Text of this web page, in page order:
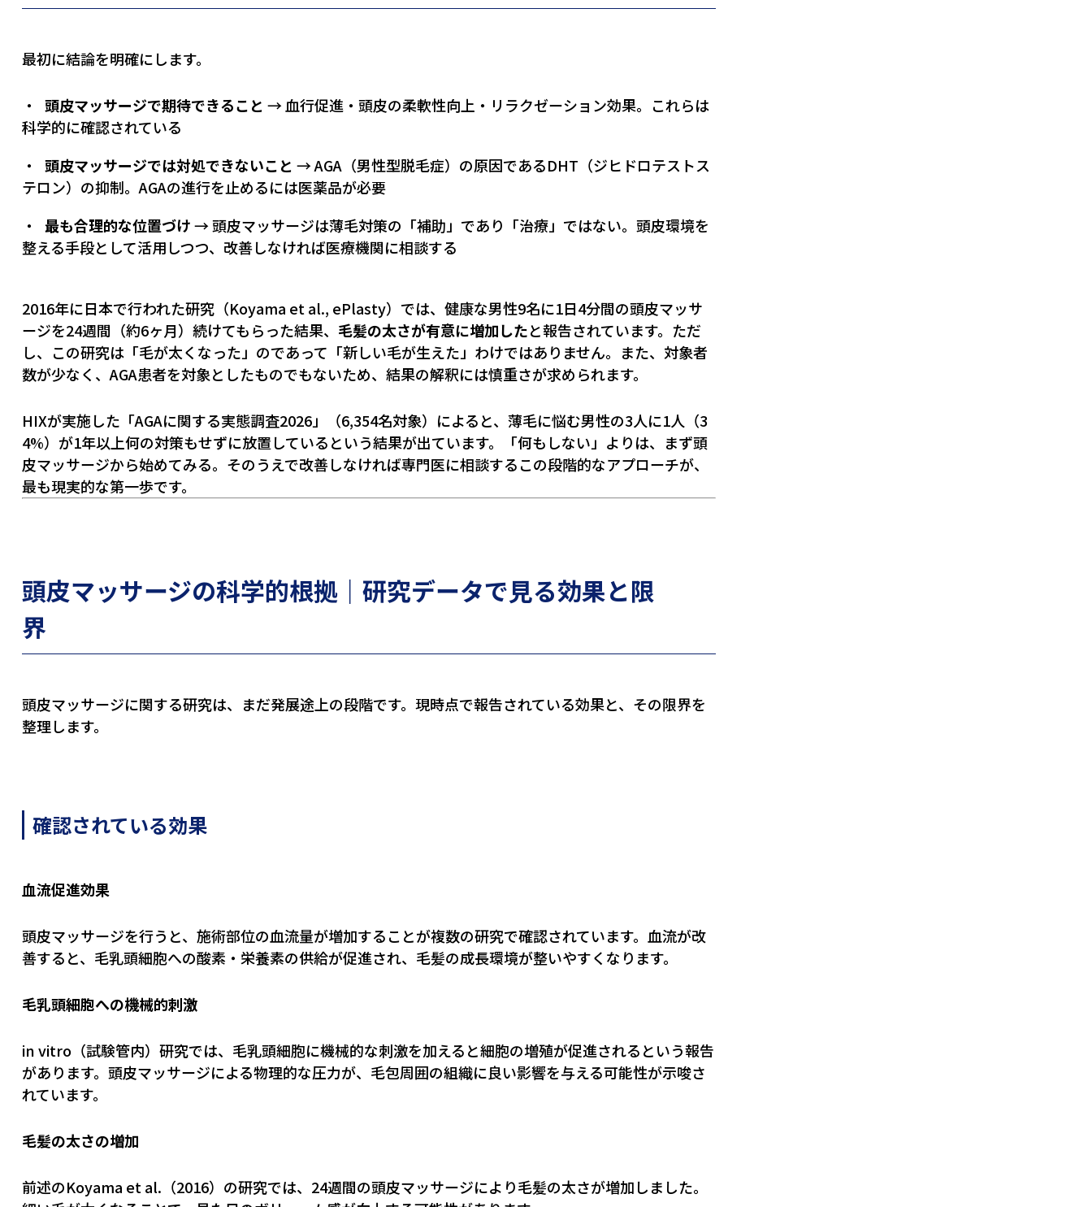
最初に結論を明確にします。
頭皮マッサージで期待できること → 血行促進・頭皮の柔軟性向上・リラクゼーション効果。これらは
科学的に確認されている
頭皮マッサージでは対処できないこと → AGA（男性型脱毛症）の原因であるDHT（ジヒドロテストス
テロン）の抑制。AGAの進行を止めるには医薬品が必要
最も合理的な位置づけ→ 頭皮マッサージは薄毛対策の「補助」であり「治療」ではない。頭皮環境を
整える手段として活用しつつ、改善しなければ医療機関に相談する
2016年に日本で行われた研究（Koyama et al., ePlasty）では、健康な男性9名に1日4分間の頭皮マッサ
ージを24週間（約6ヶ月）続けてもらった結果、 毛髪の太さが有意に増加したと報告されています。ただ
し、この研究は「毛が太くなった」のであって「新しい毛が生えた」わけではありません。また、対象者
数が少なく、AGA患者を対象としたものでもないため、結果の解釈には慎重さが求められます。
HIXが実施した「AGAに関する実態調査2026」（6,354名対象）によると、薄毛に悩む男性の3人に1人（3
4%）が1年以上何の対策もせずに放置しているという結果が出ています。「何もしない」よりは、まず頭
皮マッサージから始めてみる。そのうえで改善しなければ専門医に相談する――この段階的なアプローチが、
最も現実的な第一歩です。
頭皮マッサージの科学的根拠｜研究データで見る効果と限
界
頭皮マッサージに関する研究は、まだ発展途上の段階です。現時点で報告されている効果と、その限界を
整理します。
確認されている効果
血流促進効果
頭皮マッサージを行うと、施術部位の血流量が増加することが複数の研究で確認されています。血流が改
善すると、毛乳頭細胞への酸素・栄養素の供給が促進され、毛髪の成長環境が整いやすくなります。
毛乳頭細胞への機械的刺激
in vitro（試験管内）研究では、毛乳頭細胞に機械的な刺激を加えると細胞の増殖が促進されるという報告
があります。頭皮マッサージによる物理的な圧力が、毛包周囲の組織に良い影響を与える可能性が示唆さ
れています。
毛髪の太さの増加
前述のKoyama et al.（2016）の研究では、24週間の頭皮マッサージにより毛髪の太さが増加しました。